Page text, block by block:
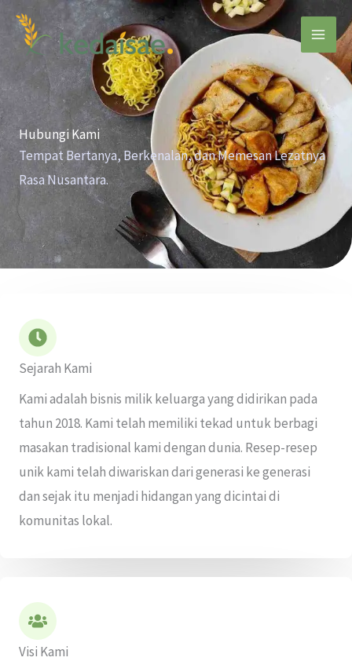
Skip
content
Hubungi Kami
Tempat Bertanya, Berkenalan, dan Memesan Lezatnya
Rasa Nusantara.
Sejarah Kami
Kami adalah bisnis milik keluarga yang didirikan pada
tahun 2018. Kami telah memiliki tekad untuk berbagi
masakan tradisional kami dengan dunia. Resep-resep
unik kami telah diwariskan dari generasi ke generasi
dan sejak itu menjadi hidangan yang dicintai di
komunitas lokal.
Visi Kami